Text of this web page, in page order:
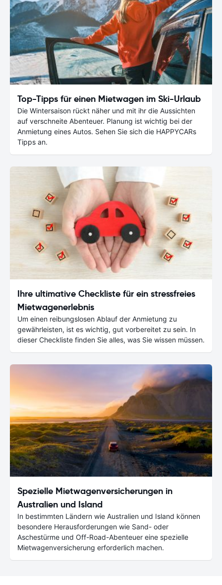
Top-Tipps für einen Mietwagen im Ski-Urlaub
Die Wintersaison rückt näher und mit ihr die Aussichten
auf verschneite Abenteuer. Planung ist wichtig bei der
Anmietung eines Autos. Sehen Sie sich die HAPPYCARs
Tipps an.
Ihre ultimative Checkliste für ein stressfreies
Mietwagenerlebnis
Um einen reibungslosen Ablauf der Anmietung zu
gewährleisten, ist es wichtig, gut vorbereitet zu sein. In
dieser Checkliste finden Sie alles, was Sie wissen müssen.
Spezielle Mietwagenversicherungen in
Australien und Island
In bestimmten Ländern wie Australien und Island können
besondere Herausforderungen wie Sand- oder
Aschestürme und Off-Road-Abenteuer eine spezielle
Mietwagenversicherung erforderlich machen.